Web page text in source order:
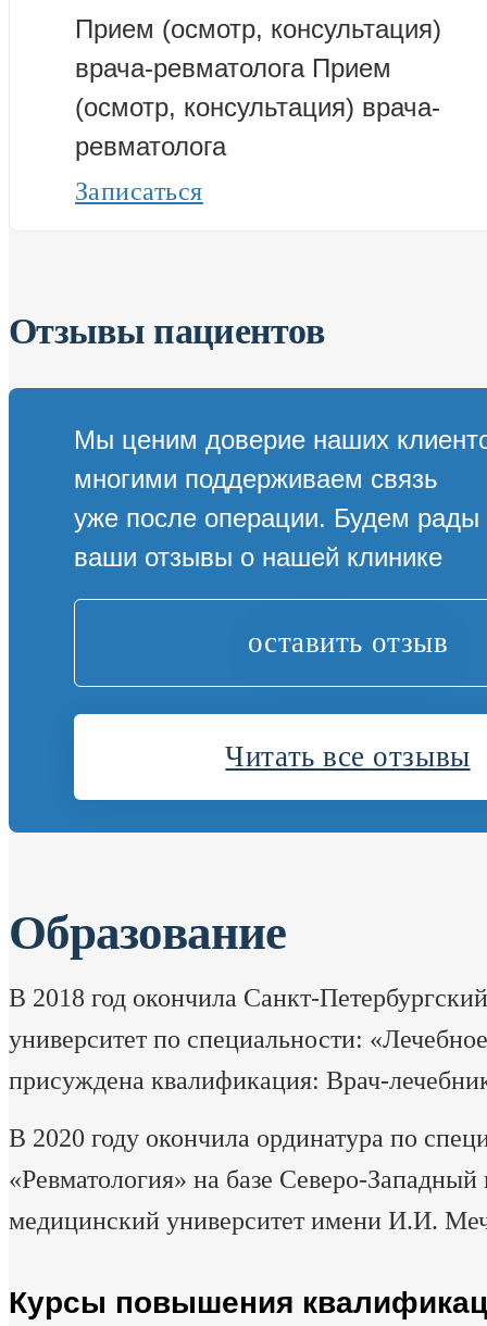
Прием (осмотр, консультация)
врача-ревматолога Прием
(осмотр, консультация) врача-
ревматолога
Записаться
Отзывы пациентов
Мы ценим доверие наших
многими поддерживаем связь
уже после операции. Будем рады
ваши отзывы о нашей клинике
оставить отзыв
Читать все отзывы
Образование
В 2018 год окончила Санкт-
университет по специальности:
присуждена квалификация: Врач-
В 2020 году окончила ординатура по
«Ревматология» на базе Северо-Западный
медицинский университет имени И.И.
Курсы повышения